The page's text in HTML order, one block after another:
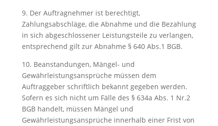
9. Der Auftragnehmer ist berechtigt,
Zahlungsabschläge, die Abnahme und die Bezahlung
in sich abgeschlossener Leistungsteile zu verlangen,
entsprechend gilt zur Abnahme § 640 Abs.1 BGB.
10. Beanstandungen, Mängel- und
Gewährleistungsansprüche müssen dem
Auftraggeber schriftlich bekannt gegeben werden.
Sofern es sich nicht um Fälle des § 634a Abs. 1 Nr.2
BGB handelt, müssen Mängel und
Gewährleistungsansprüche innerhalb einer Frist von